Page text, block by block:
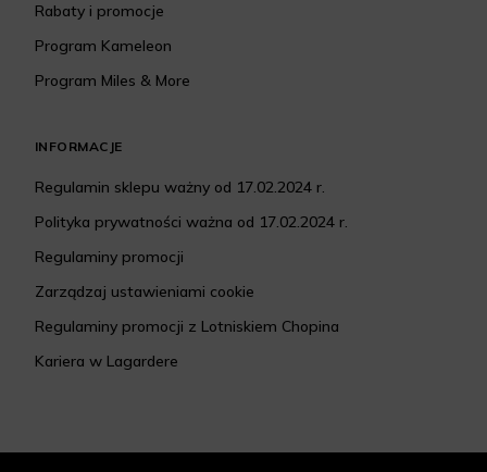
Rabaty i promocje
Program Kameleon
Program Miles & More
INFORMACJE
Regulamin sklepu ważny od 17.02.2024 r.
Polityka prywatności ważna od 17.02.2024 r.
Regulaminy promocji
Zarządzaj ustawieniami cookie
Regulaminy promocji z Lotniskiem Chopina
Kariera w Lagardere